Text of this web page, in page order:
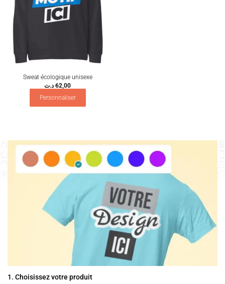
Sweat écologique unisexe
62,00 د.ت
Personnaliser
1. Choisissez votre produit